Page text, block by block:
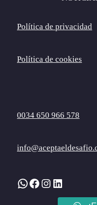
Política de privacidad
Política de cookies
0034 650 966 578